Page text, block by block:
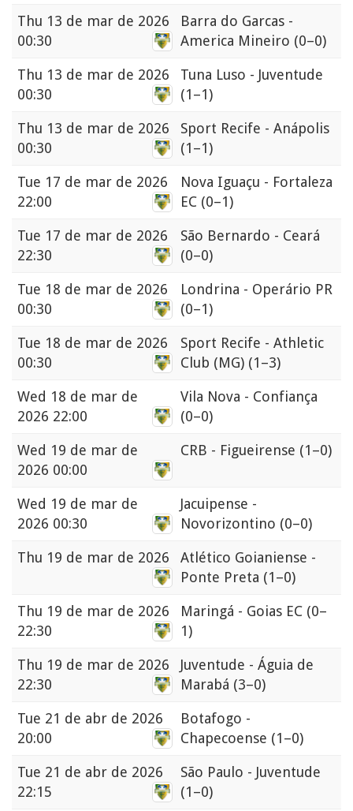
Thu 13 de mar de 2026
00:30
Barra do Garcas -
America Mineiro (0–0)
Thu 13 de mar de 2026
00:30
Tuna Luso - Juventude
(1–1)
Thu 13 de mar de 2026
00:30
Sport Recife - Anápolis
(1–1)
Tue 17 de mar de 2026
22:00
Nova Iguaçu - Fortaleza
EC (0–1)
Tue 17 de mar de 2026
22:30
São Bernardo - Ceará
(0–0)
Tue 18 de mar de 2026
00:30
Londrina - Operário PR
(0–1)
Tue 18 de mar de 2026
00:30
Sport Recife - Athletic
Club (MG) (1–3)
Wed 18 de mar de
2026 22:00
Vila Nova - Confiança
(0–0)
Wed 19 de mar de
2026 00:00
CRB - Figueirense (1–0)
Wed 19 de mar de
2026 00:30
Jacuipense -
Novorizontino (0–0)
Thu 19 de mar de 2026
Atlético Goianiense -
Ponte Preta (1–0)
Thu 19 de mar de 2026
22:30
Maringá - Goias EC (0–
1)
Thu 19 de mar de 2026
22:30
Juventude - Águia de
Marabá (3–0)
Tue 21 de abr de 2026
20:00
Botafogo -
Chapecoense (1–0)
Tue 21 de abr de 2026
22:15
São Paulo - Juventude
(1–0)